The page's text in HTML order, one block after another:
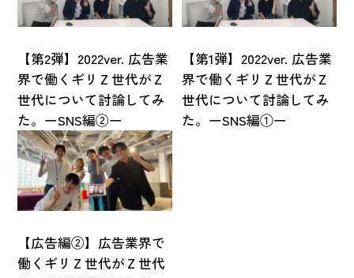
【第2弾】2022ver. 広告業
界で働くギリＺ世代がＺ
世代について討論してみ
た。ーSNS編②ー
【第1弾】2022ver. 広告業
界で働くギリＺ世代がＺ
世代について討論してみ
た。ーSNS編①ー
【広告編②】広告業界で
働くギリＺ世代がＺ世代